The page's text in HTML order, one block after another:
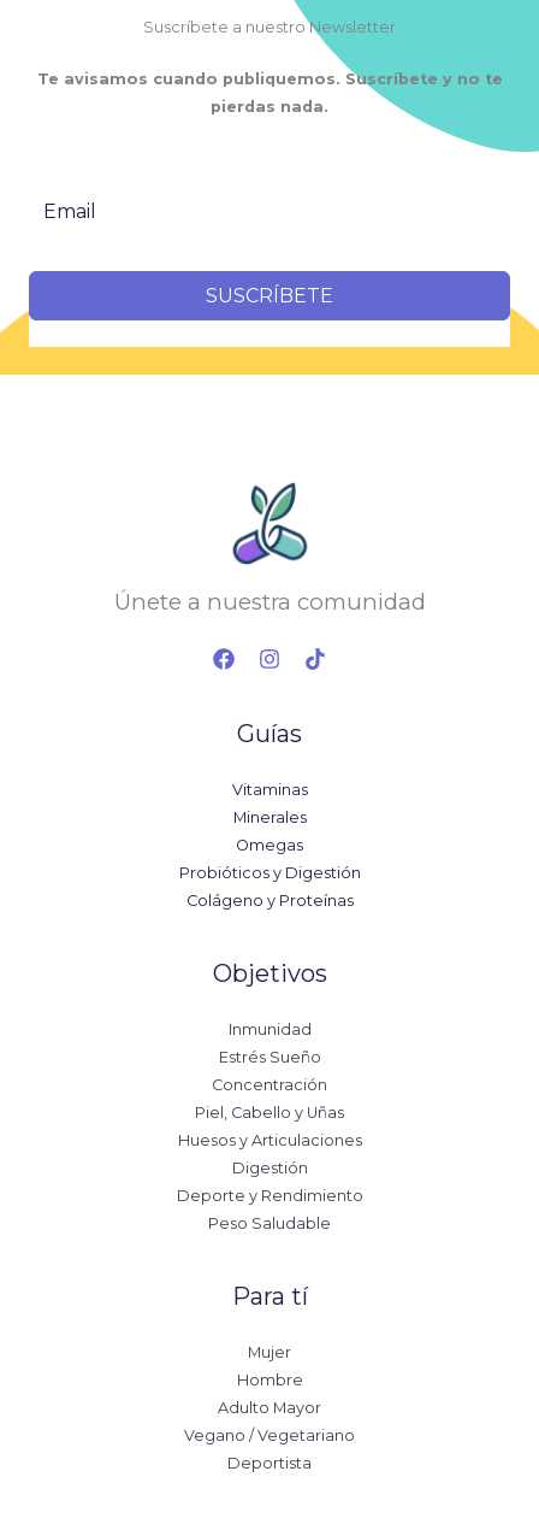
Suscríbete a nuestro Newsletter
Te avisamos cuando publiquemos. Suscríbete y no te
pierdas nada.
SUSCRÍBETE
Únete a nuestra comunidad
Guías
Vitaminas
Minerales
Omegas
Probióticos y Digestión
Colágeno y Proteínas
Objetivos
Inmunidad
Estrés Sueño
Concentración
Piel, Cabello y Uñas
Huesos y Articulaciones
Digestión
Deporte y Rendimiento
Peso Saludable
Para tí
Mujer
Hombre
Adulto Mayor
Vegano / Vegetariano
Deportista